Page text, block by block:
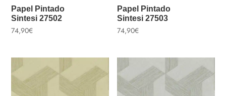
Papel Pintado
Sintesi 27502
74,90€
Papel Pintado
Sintesi 27503
74,90€